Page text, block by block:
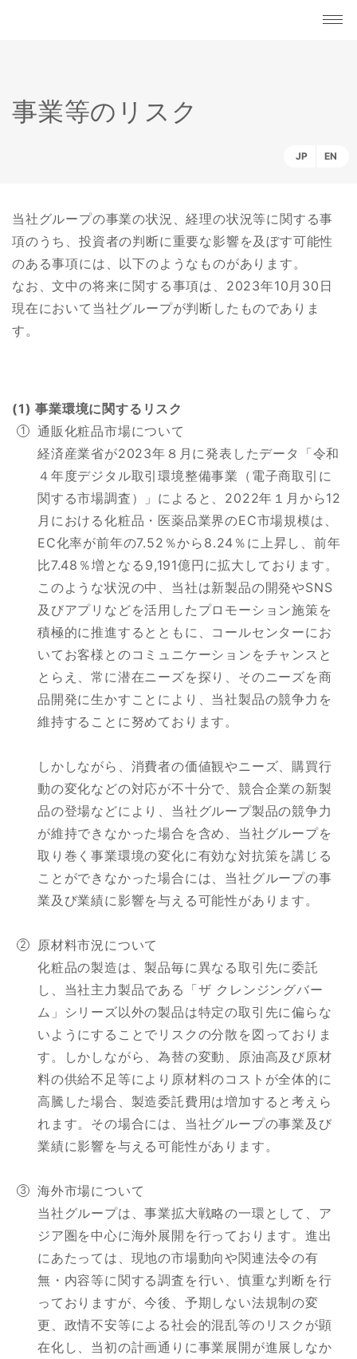
事業等のリスク
JP EN
当社グループの事業の状況、経理の状況等に関する事
項のうち、投資者の判断に重要な影響を及ぼす可能性
のある事項には、以下のようなものがあります。
なお、文中の将来に関する事項は、2023年10月30日
現在において当社グループが判断したものでありま
す。
(1) 事業環境に関するリスク
通販化粧品市場について
経済産業省が2023年８月に発表したデータ「令和
４年度デジタル取引環境整備事業（電子商取引に
関する市場調査）」によると、2022年１月から12
月における化粧品・医薬品業界のEC市場規模は、
EC化率が前年の7.52％から8.24％に上昇し、前年
比7.48％増となる9,191億円に拡大しております。
このような状況の中、当社は新製品の開発やSNS
及びアプリなどを活用したプロモーション施策を
積極的に推進するとともに、コールセンターにお
いてお客様とのコミュニケーションをチャンスと
とらえ、常に潜在ニーズを探り、そのニーズを商
品開発に生かすことにより、当社製品の競争力を
維持することに努めております。
しかしながら、消費者の価値観やニーズ、購買行
動の変化などの対応が不十分で、競合企業の新製
品の登場などにより、当社グループ製品の競争力
が維持できなかった場合を含め、当社グループを
取り巻く事業環境の変化に有効な対抗策を講じる
ことができなかった場合には、当社グループの事
業及び業績に影響を与える可能性があります。
原材料市況について
化粧品の製造は、製品毎に異なる取引先に委託
し、当社主力製品である「ザ クレンジングバー
ム」シリーズ以外の製品は特定の取引先に偏らな
いようにすることでリスクの分散を図っておりま
す。しかしながら、為替の変動、原油高及び原材
料の供給不足等により原材料のコストが全体的に
高騰した場合、製造委託費用は増加すると考えら
れます。その場合には、当社グループの事業及び
業績に影響を与える可能性があります。
海外市場について
当社グループは、事業拡大戦略の一環として、ア
ジア圏を中心に海外展開を行っております。進出
にあたっては、現地の市場動向や関連法令の有
無・内容等に関する調査を行い、慎重な判断を行
っておりますが、今後、予期しない法規制の変
更、政情不安等による社会的混乱等のリスクが顕
在化し、当初の計画通りに事業展開が進展しなか